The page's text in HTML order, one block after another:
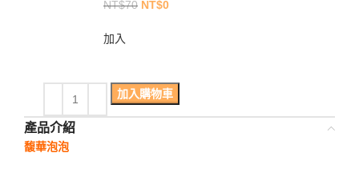
NT$70 NT$0
加入
加入購物車
產品介紹
馥華泡泡